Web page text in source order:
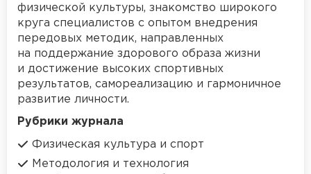
физической культуры, знакомство широкого
круга специалистов с опытом внедрения
передовых методик, направленных
на поддержание здорового образа жизни
и достижение высоких спортивных
результатов, самореализацию и гармоничное
развитие личности.
Рубрики журнала
Физическая культура и спорт
Методология и технология